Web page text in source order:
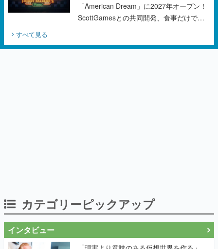
「American Dream」に2027年オープン！
ScottGamesとの共同開発、食事だけでな
すべて見る
カテゴリーピックアップ
インタビュー